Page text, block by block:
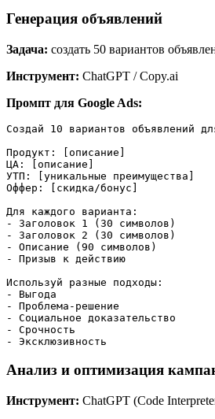
Генерация объявлений
Задача: создать 50 вариантов
Инструмент: ChatGPT / Copy.ai
Промпт для Google Ads:
Создай 10 вариантов объявлений
Продукт: [описание]
ЦА: [описание]
УТП: [уникальные преимущества]
Оффер: [скидка/бонус]
Для каждого варианта:
- Заголовок 1 (30 символов)
- Заголовок 2 (30 символов)
- Описание (90 символов)
- Призыв к действию
Используй разные подходы:
- Выгода
- Проблема-решение
- Социальное доказательство
- Срочность
Анализ и оптимизация
Инструмент: ChatGPT (Code